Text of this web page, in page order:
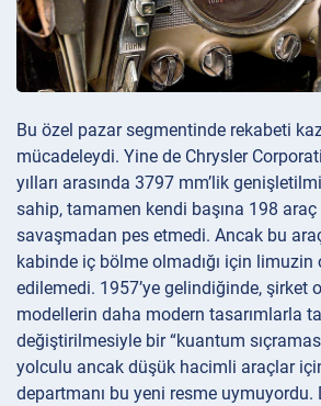
Bu özel pazar segmentinde rekabeti
mücadeleydi. Yine de Chrysler
yılları arasında 3797 mm’lik
sahip, tamamen kendi başına 198 araç
savaşmadan pes etmedi. Ancak bu
kabinde iç bölme olmadığı için limuzin
edilemedi. 1957’ye gelindiğinde, şirket
modellerin daha modern tasarımlarla
değiştirilmesiyle bir “kuantum
yolculu ancak düşük hacimli araçlar
departmanı bu yeni resme uymuyordu.